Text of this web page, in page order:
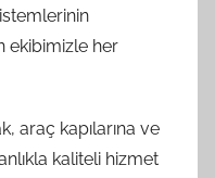
ekibimizle her
araç kapılarına ve
kaliteli hizmet